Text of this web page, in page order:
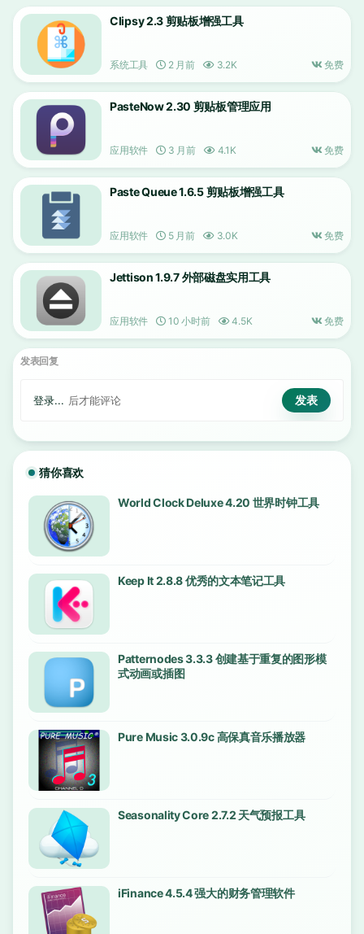
Clipsy 2.3 剪贴板增强工具
系统工具 2 月前 3.2K 免费
PasteNow 2.30 剪贴板管理应用
应用软件 3 月前 4.1K 免费
Paste Queue 1.6.5 剪贴板增强工具
应用软件 5 月前 3.0K 免费
Jettison 1.9.7 外部磁盘实用工具
应用软件 10 小时前 4.5K 免费
发表回复
登录... 后才能评论
猜你喜欢
World Clock Deluxe 4.20 世界时钟工具
Keep It 2.8.8 优秀的文本笔记工具
Patternodes 3.3.3 创建基于重复的图形模
式动画或插图
Pure Music 3.0.9c 高保真音乐播放器
Seasonality Core 2.7.2 天气预报工具
iFinance 4.5.4 强大的财务管理软件